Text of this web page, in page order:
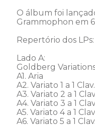
O álbum foi
Grammophon em
Repertório dos LPs:
Lado A:
Goldberg
A1. Aria
A2. Variato 1 a 1 Clav.
A3. Variato 2 a 1
A4. Variato 3 a 1
A5. Variato 4 a 1
A6. Variato 5 a 1